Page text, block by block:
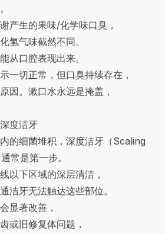
产生的果味/化学味口臭，
氢气味截然不同。
从口腔表现出来。
一切正常，但口臭持续存在，
因。漱口水永远是掩盖，
度洁牙
的细菌堆积， 深度洁牙（Scaling
通常是第一步。
以下区域的深层清洁，
洁牙无法触达这些部位。
显著改善，
或旧修复体问题，